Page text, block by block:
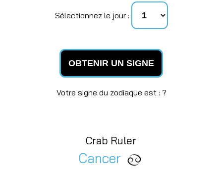
Crab Ruler
Cancer
Sélectionnez le jour :
OBTENIR UN SIGNE
Votre signe du zodiaque est : ?